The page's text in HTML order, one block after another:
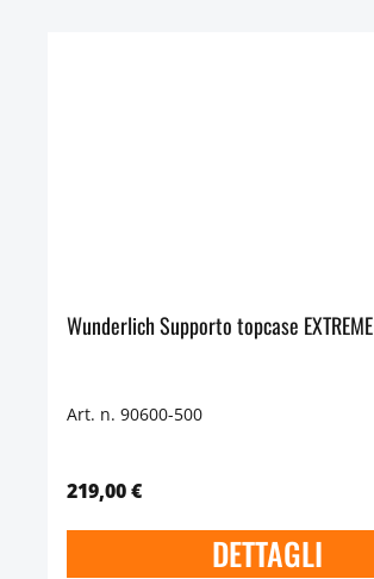
Wunderlich Supporto topcase EXTREME
Art. n. 90600-500
219,00 €
DETTAGLI